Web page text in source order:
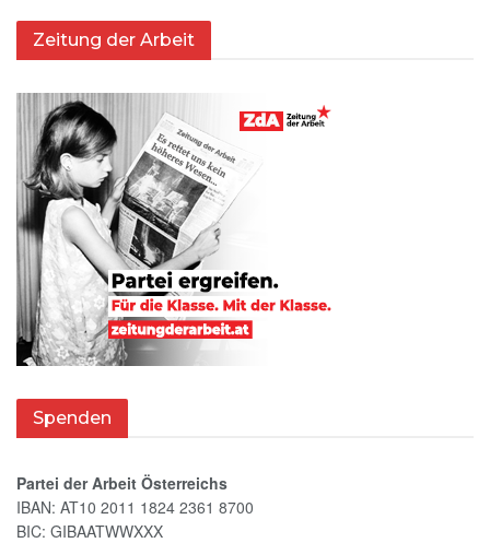
Zeitung der Arbeit
Spenden
Partei der Arbeit Österreichs
IBAN: AT10 2011 1824 2361 8700
BIC: GIBAATWWXXX